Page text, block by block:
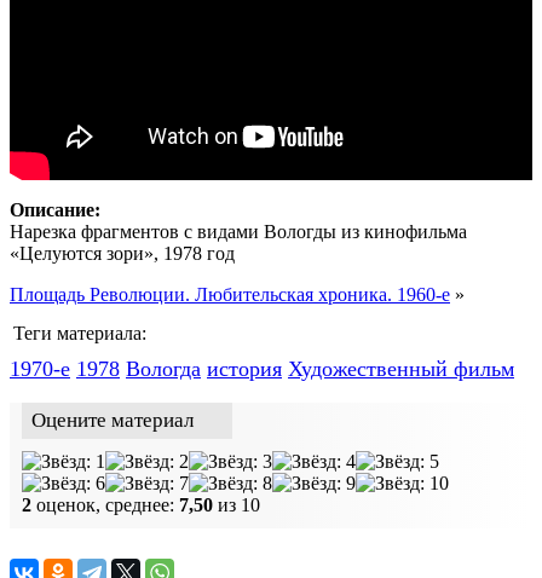
Описание:
Нарезка фрагментов с видами Вологды из кинофильма
«Целуются зори», 1978 год
Площадь Революции. Любительская хроника. 1960-е »
Теги материала:
1970-е 1978 Вологда история Художественный фильм
Оцените материал
2 оценок, среднее: 7,50 из 10